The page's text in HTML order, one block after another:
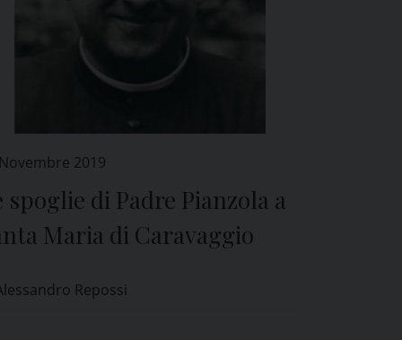
2019
spoglie di Padre Pianzola a
Maria di Caravaggio
Repossi